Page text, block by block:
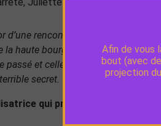
d’une rencontre entre deux
la haute bourgeoisie, avec une
passé et celle d’une aide-
secret.
qui présentera son film et
Afin de vous
bout (avec
projection